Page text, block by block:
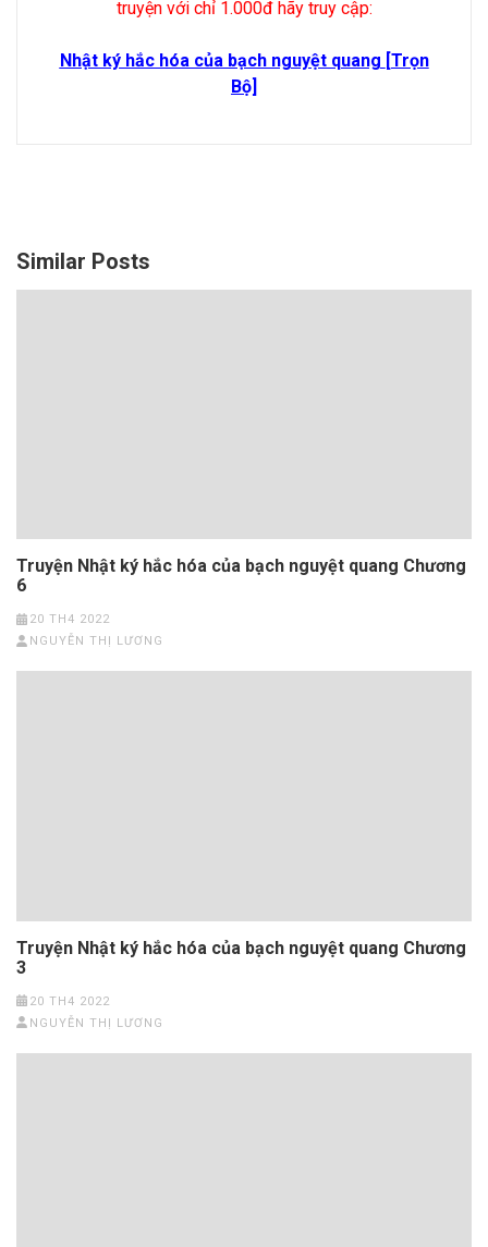
truyện với chỉ 1.000đ hãy truy cập:
Nhật ký hắc hóa của bạch nguyệt quang [Trọn
Bộ]
Similar Posts
Truyện Nhật ký hắc hóa của bạch nguyệt quang Chương
6
20 TH4 2022
NGUYỄN THỊ LƯƠNG
Truyện Nhật ký hắc hóa của bạch nguyệt quang Chương
3
20 TH4 2022
NGUYỄN THỊ LƯƠNG